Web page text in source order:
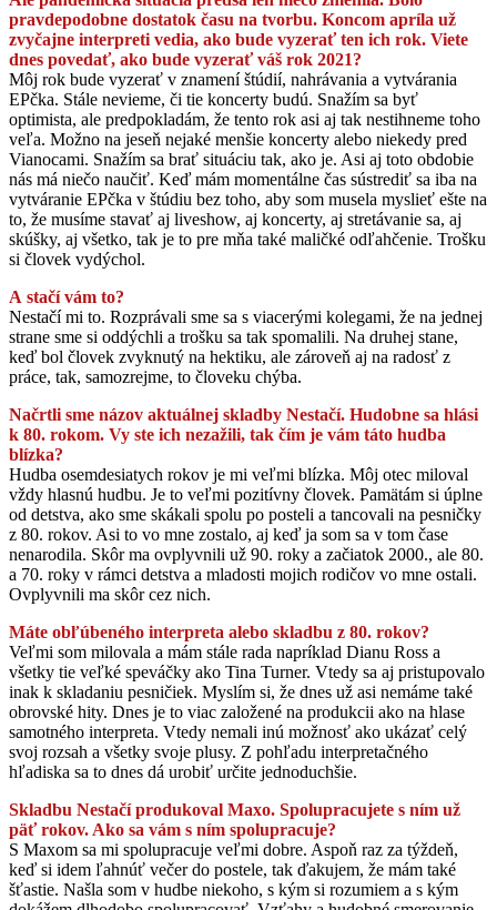
pravdepodobne dostatok času na tvorbu. Koncom apríla už
zvyčajne interpreti vedia, ako bude vyzerať ten ich rok. Viete
dnes povedať, ako bude vyzerať váš rok 2021?
Môj rok bude vyzerať v znamení štúdií, nahrávania a vytvárania
EPčka. Stále nevieme, či tie koncerty budú. Snažím sa byť
optimista, ale predpokladám, že tento rok asi aj tak nestihneme toho
veľa. Možno na jeseň nejaké menšie koncerty alebo niekedy pred
Vianocami. Snažím sa brať situáciu tak, ako je. Asi aj toto obdobie
nás má niečo naučiť. Keď mám momentálne čas sústrediť sa iba na
vytváranie EPčka v štúdiu bez toho, aby som musela myslieť ešte na
to, že musíme stavať aj liveshow, aj koncerty, aj stretávanie sa, aj
skúšky, aj všetko, tak je to pre mňa také maličké odľahčenie. Trošku
si človek vydýchol.
A stačí vám to?
Nestačí mi to. Rozprávali sme sa s viacerými kolegami, že na jednej
strane sme si oddýchli a trošku sa tak spomalili. Na druhej stane,
keď bol človek zvyknutý na hektiku, ale zároveň aj na radosť z
práce, tak, samozrejme, to človeku chýba.
Načrtli sme názov aktuálnej skladby Nestačí. Hudobne sa hlási
k 80. rokom. Vy ste ich nezažili, tak čím je vám táto hudba
blízka?
Hudba osemdesiatych rokov je mi veľmi blízka. Môj otec miloval
vždy hlasnú hudbu. Je to veľmi pozitívny človek. Pamätám si úplne
od detstva, ako sme skákali spolu po posteli a tancovali na pesničky
z 80. rokov. Asi to vo mne zostalo, aj keď ja som sa v tom čase
nenarodila. Skôr ma ovplyvnili už 90. roky a začiatok 2000., ale 80.
a 70. roky v rámci detstva a mladosti mojich rodičov vo mne ostali.
Ovplyvnili ma skôr cez nich.
Máte obľúbeného interpreta alebo skladbu z 80. rokov?
Veľmi som milovala a mám stále rada napríklad Dianu Ross a
všetky tie veľké speváčky ako Tina Turner. Vtedy sa aj pristupovalo
inak k skladaniu pesničiek. Myslím si, že dnes už asi nemáme také
obrovské hity. Dnes je to viac založené na produkcii ako na hlase
samotného interpreta. Vtedy nemali inú možnosť ako ukázať celý
svoj rozsah a všetky svoje plusy. Z pohľadu interpretačného
hľadiska sa to dnes dá urobiť určite jednoduchšie.
Skladbu Nestačí produkoval Maxo. Spolupracujete s ním už
päť rokov. Ako sa vám s ním spolupracuje?
S Maxom sa mi spolupracuje veľmi dobre. Aspoň raz za týždeň,
keď si idem ľahnúť večer do postele, tak ďakujem, že mám také
šťastie. Našla som v hudbe niekoho, s kým si rozumiem a s kým